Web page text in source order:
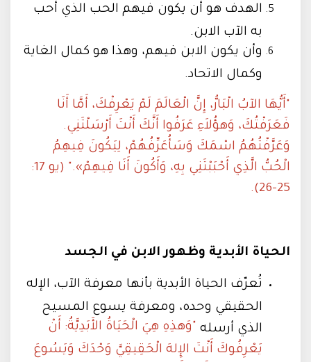
الهدف هو أن يكون فيهم الحب الذي أحب
به الآب الابن.
وأن يكون الابن فيهم، وهذا هو كمال الغاية
وكمال الاتحاد.
"أَيُّهَا الآبُ الْبَارُّ، إِنَّ الْعَالَمَ لَمْ يَعْرِفْكَ، أَمَّا أَنَا
فَعَرَفْتُكَ، وَهؤُلاَءِ عَرَفُوا أَنَّكَ أَنْتَ أَرْسَلْتَنِي.
وَعَرَّفْتُهُمُ اسْمَكَ وَسَأُعَرِّفُهُمْ، لِيَكُونَ فِيهِمُ
الْحُبُّ الَّذِي أَحْبَبْتَنِي بِهِ، وَأَكُونَ أَنَا فِيهِمْ»." (يو 17:
25-26).
الحياة الأبدية وظهور الابن في الجسد
تُعرّف الحياة الأبدية بأنها معرفة الآب، الإله
الحقيقي وحده، ومعرفة يسوع المسيح
الذي أرسله "وَهذِهِ هِيَ الْحَيَاةُ الأَبَدِيَّةُ: أَنْ
يَعْرِفُوكَ أَنْتَ الإِلهَ الْحَقِيقِيَّ وَحْدَكَ وَيَسُوعَ